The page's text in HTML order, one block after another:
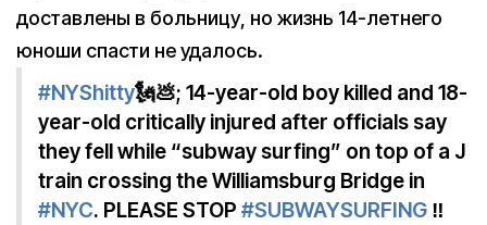
доставлены в больницу, но жизнь 14-летнего
юноши спасти не удалось.
#NYShitty🗽💩; 14-year-old boy killed and 18-
year-old critically injured after officials say
they fell while “subway surfing” on top of a J
train crossing the Williamsburg Bridge in
#NYC. PLEASE STOP #SUBWAYSURFING ‼️